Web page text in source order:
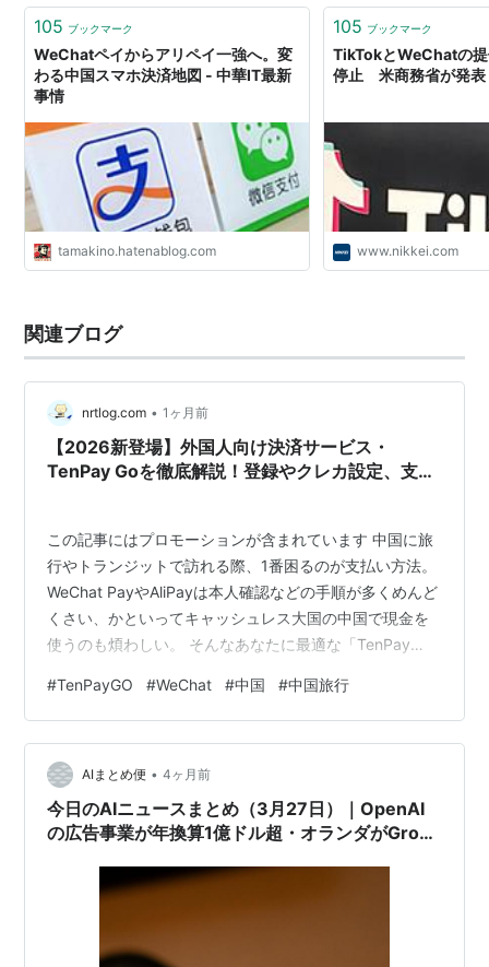
英語
アラビア語
ベトナム語
ポルトガル語
ダウンロード
微信，是一个生活方式
関連サービス
中国版facebook：人人網
中国版youtube：土豆網
中国版Groupon：拉手
中国版foursquare：街旁
Tech in Asia - Connecting Asia's startup
105 ブックマーク
WeChatペイからアリペイ一強へ。変
わる中国スマホ決済地図 - 中華IT最新
事情
tamakino.hatenablog.com
105 ブックマーク
TikTokとWeChatの
停止 米商務省が発表
www.nikkei.com
関連ブログ
nrtlog.com • 1ヶ月前
【2026新登場】外国人向け決済サービス・
TenPay Goを徹底解説！登録やクレカ設定、支払
この記事にはプロモーションが含まれています 中国に旅
行やトランジットで訪れる際、1番困るのが支払い方法。
WeChat PayやAliPayは本人確認などの手順が多くめんど
くさい、かといってキャッシュレス大国の中国で現金を
使うのも煩わしい。 そんなあなたに最適な「TenPay
登録方法からクレジットカードの登録方法、支払い方法
を徹底解説していきます。 TenPay Goとは？ 登録方法
登録に必要なもの アプリのダウンロード メールアドレス
の登録 Apple Pay・クレジットカードの登録 Apple Pay
の登録 クレジットカード…
#TenPayGO #WeChat #中国 #中国旅行
AIまとめ便 • 4ヶ月前
今日のAIニュースまとめ（3月27日）｜OpenAI
の広告事業が年換算1億ドル超・オランダがGrok
AIエージェントを公開